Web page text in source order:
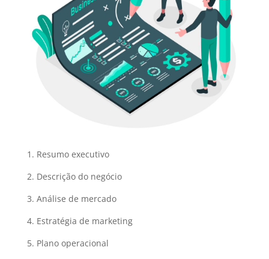
1. Resumo executivo
2. Descrição do negócio
3. Análise de mercado
4. Estratégia de marketing
5. Plano operacional